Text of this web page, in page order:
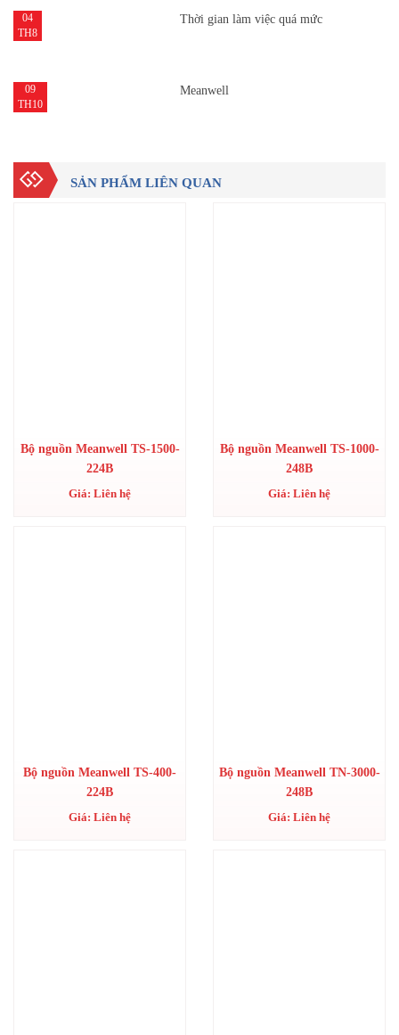
04
TH8
Thời gian làm việc quá mức
09
TH10
Meanwell
SẢN PHẨM LIÊN QUAN
Bộ nguồn Meanwell TS-1500-
224B
Giá: Liên hệ
Bộ nguồn Meanwell TS-1000-
248B
Giá: Liên hệ
Bộ nguồn Meanwell TS-400-
224B
Giá: Liên hệ
Bộ nguồn Meanwell TN-3000-
248B
Giá: Liên hệ